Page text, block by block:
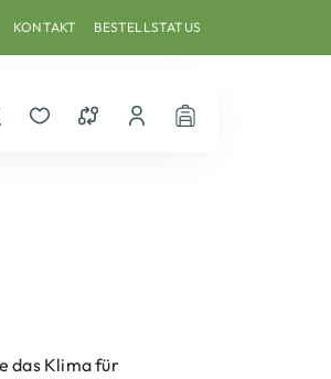
KONTAKT BESTELLSTATUS
das Klima für